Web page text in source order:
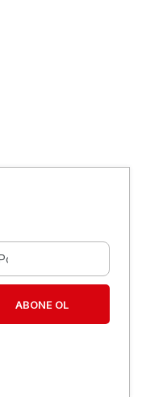
ABONE OL